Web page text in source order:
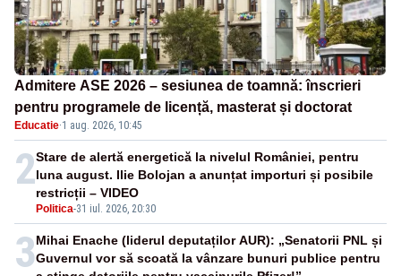
Admitere ASE 2026 – sesiunea de toamnă: înscrieri
pentru programele de licență, masterat și doctorat
Educatie·1 aug. 2026, 10:45
2
Politica-31 iul. 2026, 20:30
Stare de alertă energetică la nivelul României, pentru
luna august. Ilie Bolojan a anunțat importuri și posibile
restricții – VIDEO
3Mihai Enache (liderul deputaților AUR): „Senatorii PNL și
Guvernul vor să scoată la vânzare bunuri publice pentru